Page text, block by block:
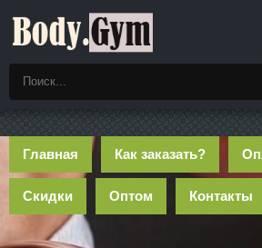
Главная Как заказать?
Скидки Оптом Контакты